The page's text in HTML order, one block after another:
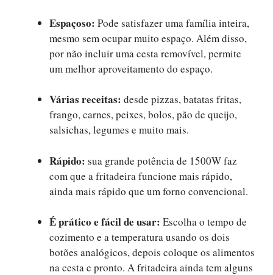
Espaçoso: Pode satisfazer uma família inteira,
mesmo sem ocupar muito espaço. Além disso,
por não incluir uma cesta removível, permite
um melhor aproveitamento do espaço.
Várias receitas: desde pizzas, batatas fritas,
frango, carnes, peixes, bolos, pão de queijo,
salsichas, legumes e muito mais.
Rápido: sua grande potência de 1500W faz
com que a fritadeira funcione mais rápido,
ainda mais rápido que um forno convencional.
É prático e fácil de usar: Escolha o tempo de
cozimento e a temperatura usando os dois
botões analógicos, depois coloque os alimentos
na cesta e pronto. A fritadeira ainda tem alguns